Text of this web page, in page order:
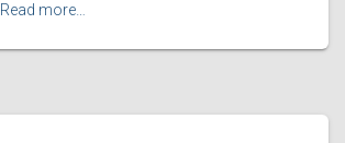
Read more…